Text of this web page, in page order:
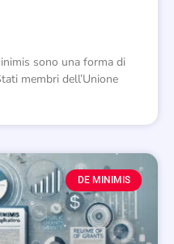
sono una forma di
membri dell’Unione
DE MINIMIS